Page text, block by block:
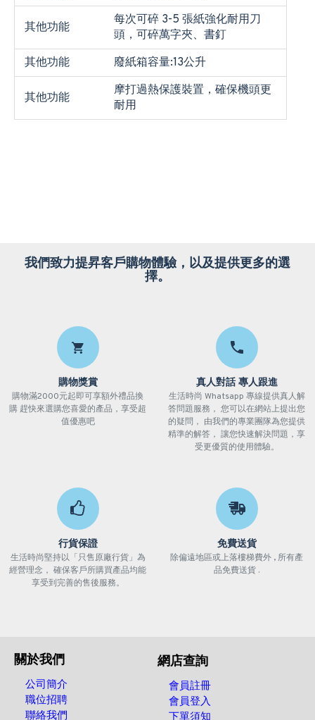
其他功能
每次可碎 3-5 張紙強化耐用刀
頭，可碎萬字夾、書釘
其他功能
廢紙箱容量:13公升
其他功能
摩打過熱保護裝置，確保機頭更
耐用
我們致力提昇客戶購物體驗，以及提供更多的選
擇。
購物獎賞
購物滿2000元起即可享額外禮品換
購 趕快來選購您喜愛的產品，享受超
值優惠吧
真人對話 專人跟進
生活時尚 Whatsapp 專線提供真人解
答問題服務， 您可以在網站上提出您
的疑問， 由我們的專業團隊為您提供
精準的解答， 讓您快速解決問題，享
受更優質的使用體驗。
行貨保證
生活時尚堅持以「只售原廠行貨」為
經營理念， 確保客戶所購買產品均能
享受到完善的售後服務。
免費送貨
除偏遠地區或上落樓梯費外 , 所有產
品免費送貨 .
關於我們
公司簡介
職位招聘
聯絡我們
網店查詢
會員註冊
會員登入